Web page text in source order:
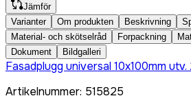
Jämför
Varianter
Om produkten Beskrivning
Material- och skötselråd
Forpackning
Dokument
Bildgalleri
Fasadplugg universal 10x100mm utv.
Artikelnummer: 515825